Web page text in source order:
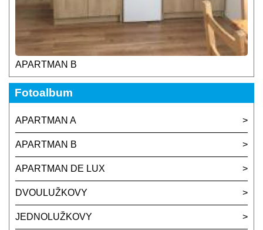
APARTMAN B
Fotoalbum
APARTMAN A
APARTMAN B
APARTMAN DE LUX
DVOULUŽKOVY
JEDNOLUŽKOVY